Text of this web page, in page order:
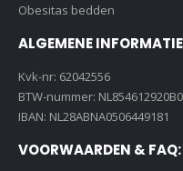
Obesitas bedden
ALGEMENE
Kvk-nr: 62042556
BTW-nummer:
IBAN: NL28ABNA0506449181
VOORWAARDEN & FAQ: